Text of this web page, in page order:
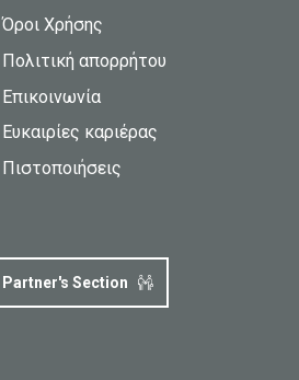
Όροι Χρήσης
Πολιτική απορρήτου
Επικοινωνία
Ευκαιρίες καριέρας
Πιστοποιήσεις
Partner's Section